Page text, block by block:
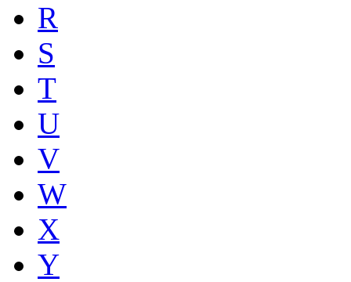
R
S
T
U
V
W
X
Y